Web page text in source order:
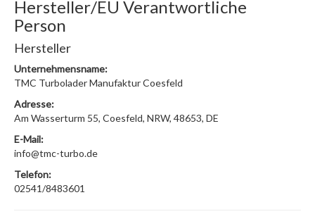
Hersteller/EU Verantwortliche
Person
Hersteller
Unternehmensname:
TMC Turbolader Manufaktur Coesfeld
Adresse:
Am Wasserturm 55, Coesfeld, NRW, 48653, DE
E-Mail:
info@tmc-turbo.de
Telefon:
02541/8483601